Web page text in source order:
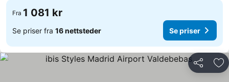
Fra 1 081 kr
Se priser fra 16 nettsteder Se priser
Del